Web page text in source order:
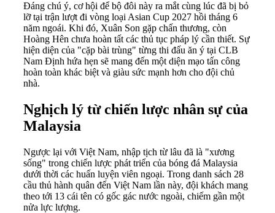
Đáng chú ý, cơ hội để bộ đôi này ra mắt cùng lúc đã bị bỏ
lỡ tại trận lượt đi vòng loại Asian Cup 2027 hồi tháng 6
năm ngoái. Khi đó, Xuân Son gặp chấn thương, còn
Hoàng Hên chưa hoàn tất các thủ tục pháp lý cần thiết. Sự
hiện diện của "cặp bài trùng" từng thi đấu ăn ý tại CLB
Nam Định hứa hẹn sẽ mang đến một diện mạo tấn công
hoàn toàn khác biệt và giàu sức mạnh hơn cho đội chủ
nhà.
Nghịch lý từ chiến lược nhân sự của
Malaysia
Ngược lại với Việt Nam, nhập tịch từ lâu đã là "xương
sống" trong chiến lược phát triển của bóng đá Malaysia
dưới thời các huấn luyện viên ngoại. Trong danh sách 28
cầu thủ hành quân đến Việt Nam lần này, đội khách mang
theo tới 13 cái tên có gốc gác nước ngoài, chiếm gần một
nửa lực lượng.